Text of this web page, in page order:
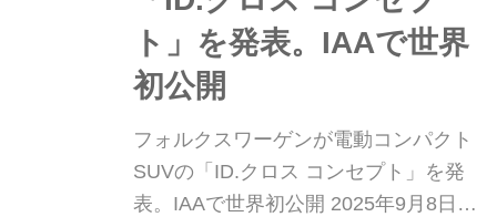
ト」を発表。IAAで世界
初公開
フォルクスワーゲンが電動コンパクト
SUVの「ID.クロス コンセプト」を発
表。IAAで世界初公開 2025年9月8日、